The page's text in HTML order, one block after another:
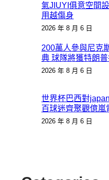
氣JIUYI俱意空間
用越傷身
2026 年 8 月 6 日
200萬人參與尼克
典 球隊將獲特朗
2026 年 8 月 6 日
世界杯巴西對
百球迷齊聚觀億嵐
2026 年 8 月 6 日